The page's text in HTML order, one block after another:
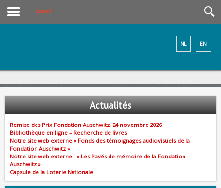
Accueil
EN
NL
Actualités
Remise des Prix Fondation Auschwitz, 24 novembre 2026
Bibliothèque en ligne – Recherche de livres
Notre site web externe « Fonds des témoignages audiovisuels de la
Fondation Auschwitz »
Notre site web externe : « Les Pavés de mémoire de la Fondation
Auschwitz »
Capsule de la Loterie Nationale